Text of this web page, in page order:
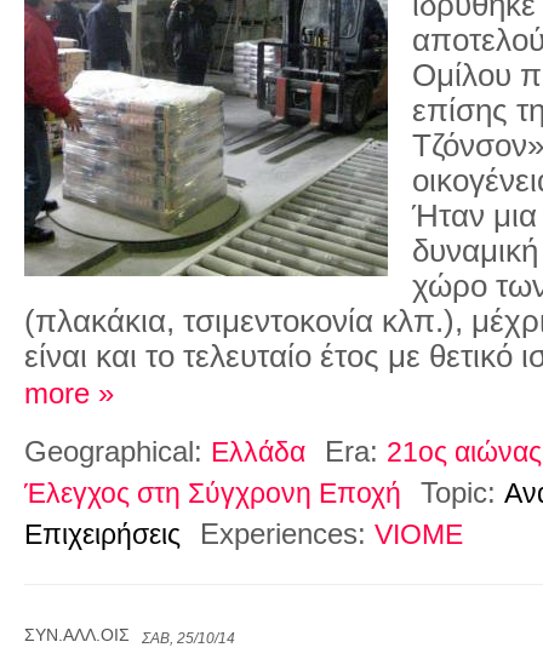
Ομίλου
επίσης
Τζόνσον»
Ήταν μια
χώρο
(πλακάκια, τσιμεντοκονία κλπ.),
είναι και το τελευταίο έτος με θετικό
more »
Geographical: Ελλάδα Era: 21ος
Έλεγχος στη Σύγχρονη Εποχή
Topic:
Επιχειρήσεις
Experiences: VIOME
ΣΥΝ.ΑΛΛ.ΟΙΣ ΣΆΒ, 25/10/14